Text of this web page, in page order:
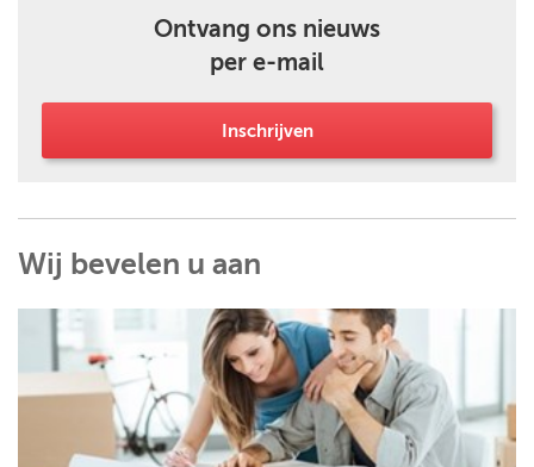
Ontvang ons nieuws
per e-mail
Inschrijven
Wij bevelen u aan